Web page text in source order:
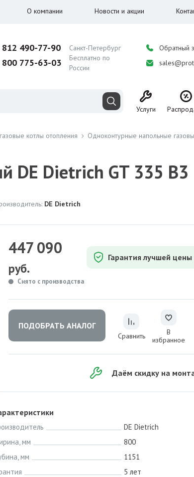
О компании Новости и акции
812 490-77-90 Санкт-Петербург
800 775-63-03
Бесплатно по
России
Обратный
Услуги
котлы отопления
Одноконтурные напольные
DE Dietrich GT 335 B3
DE Dietrich
447 090
руб.
Гарантия лучшей цены
Снято с производства
ПОДОБРАТЬ АНАЛОГ
Сравнить
В
избранное
Даём скидку на
DE Dietrich
мм
800
мм
1151
5 лет